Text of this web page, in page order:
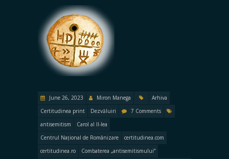
June 26, 2023 Miron Manega
Arhiva
Certitudinea print
Dezvăluiri
7 Comments
antisemitism
Carol al II-lea
Centrul Național de Românizare
certitudinea.com
certitudinea.ro
Combaterea „antisemitismului”